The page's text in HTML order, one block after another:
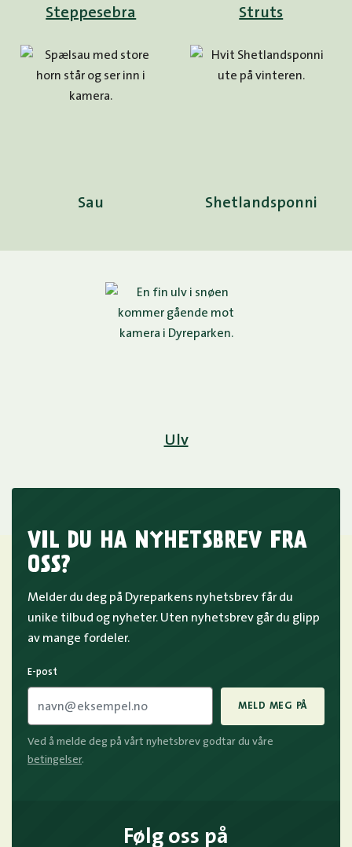
Steppesebra Struts
Sau Shetlandsponni
Ulv
VIL DU HA NYHETSBREV FRA
OSS?
Melder du deg på Dyreparkens nyhetsbrev får du
unike tilbud og nyheter. Uten nyhetsbrev går du glipp
av mange fordeler.
E-post
MELD MEG PÅ
Ved å melde deg på vårt nyhetsbrev godtar du våre
betingelser.
Følg oss på